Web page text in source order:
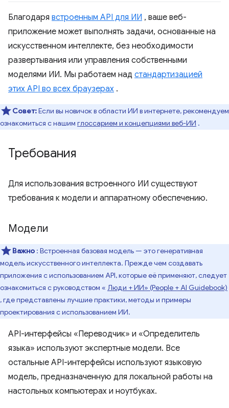
Благодаря встроенным API для ИИ , ваше веб-
приложение может выполнять задачи, основанные на
искусственном интеллекте, без необходимости
развертывания или управления собственными
моделями ИИ. Мы работаем над стандартизацией
этих API во всех браузерах .
Совет:Если вы новичок в области ИИ в интернете, рекомендуем
ознакомиться с нашим глоссарием и концепциями веб-ИИ .
Требования
Для использования встроенного ИИ существуют
требования к модели и аппаратному обеспечению.
Модели
Важно : Встроенная базовая модель — это генеративная
модель искусственного интеллекта. Прежде чем создавать
приложения с использованием API, которые её применяют, следует
ознакомиться с руководством « Люди + ИИ» (People + AI Guidebook)
, где представлены лучшие практики, методы и примеры
проектирования с использованием ИИ.
API-интерфейсы «Переводчик» и «Определитель
языка» используют экспертные модели. Все
остальные API-интерфейсы используют языковую
модель, предназначенную для локальной работы на
настольных компьютерах и ноутбуках.